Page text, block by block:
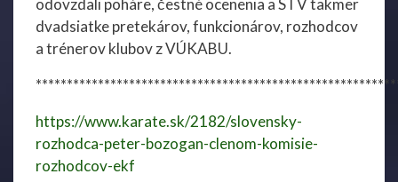
odovzdali poháre, čestné ocenenia a STV takmer
dvadsiatke pretekárov, funkcionárov, rozhodcov
a trénerov klubov z VÚKABU.
https://www.karate.sk/2182/slovensky-
rozhodca-peter-bozogan-clenom-komisie-
rozhodcov-ekf